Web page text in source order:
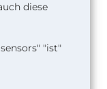
diese
"ist"